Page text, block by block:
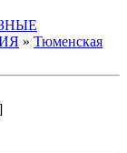
» Тюменская